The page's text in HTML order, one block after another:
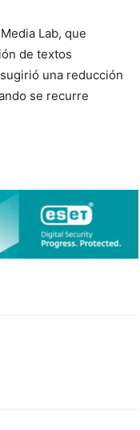
Lab, que
de textos
una reducción
se recurre